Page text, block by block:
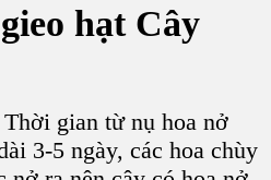
hạt Cây
Thời gian từ nụ hoa nở
3-5 ngày, các hoa chùy